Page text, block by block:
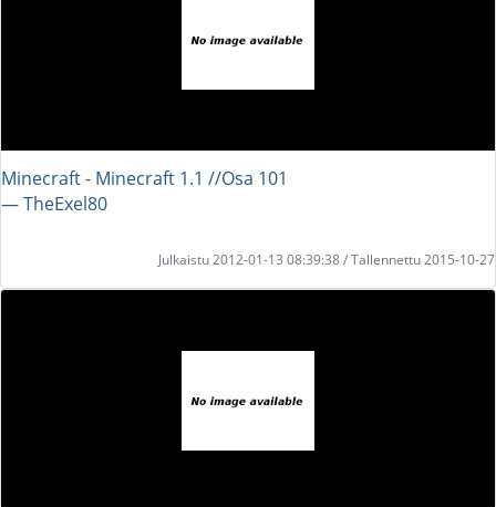
Minecraft - Minecraft 1.1 //Osa 101
― TheExel80
Julkaistu 2012-01-13 08:39:38 / Tallennettu 2015-10-27